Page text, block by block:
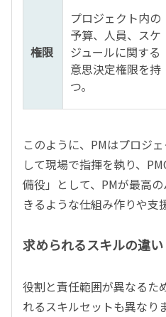
権限
プロジェクト内の
予算、人員、スケ
ジュールに関する
意思決定権限を持
つ。
このように、PMはプロジ
して現場で指揮を執り、
備役」として、PMが最高
きるような仕組み作りや支
求められるスキルの違い
役割と責任範囲が異なるた
れるスキルセットも異なり